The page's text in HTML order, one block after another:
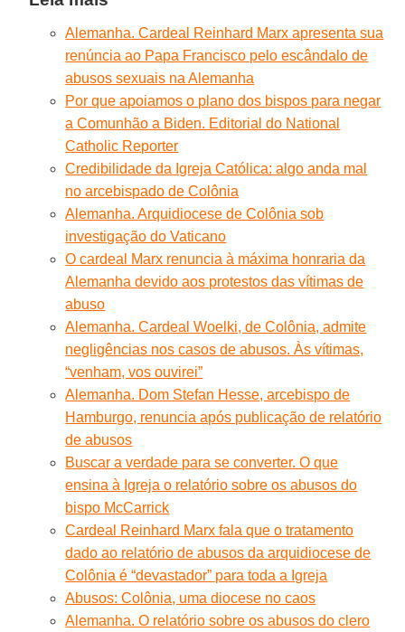
Alemanha. Cardeal Reinhard Marx apresenta sua
renúncia ao Papa Francisco pelo escândalo de
abusos sexuais na Alemanha
Por que apoiamos o plano dos bispos para negar
a Comunhão a Biden. Editorial do National
Catholic Reporter
Credibilidade da Igreja Católica: algo anda mal
no arcebispado de Colônia
Alemanha. Arquidiocese de Colônia sob
investigação do Vaticano
O cardeal Marx renuncia à máxima honraria da
Alemanha devido aos protestos das vítimas de
abuso
Alemanha. Cardeal Woelki, de Colônia, admite
negligências nos casos de abusos. Às vítimas,
“venham, vos ouvirei”
Alemanha. Dom Stefan Hesse, arcebispo de
Hamburgo, renuncia após publicação de relatório
de abusos
Buscar a verdade para se converter. O que
ensina à Igreja o relatório sobre os abusos do
bispo McCarrick
Cardeal Reinhard Marx fala que o tratamento
dado ao relatório de abusos da arquidiocese de
Colônia é “devastador” para toda a Igreja
Abusos: Colônia, uma diocese no caos
Alemanha. O relatório sobre os abusos do clero